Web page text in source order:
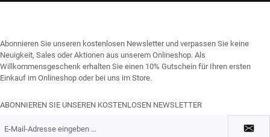
Abonnieren Sie unseren kostenlosen Newsletter und verpassen Sie keine
Neuigkeit, Sales oder Aktionen aus unserem Onlineshop. Als
Willkommensgeschenk erhalten Sie einen 10% Gutschein für Ihren ersten
Einkauf im Onlineshop oder bei uns im Store.
ABONNIEREN SIE UNSEREN KOSTENLOSEN NEWSLETTER
Mail-